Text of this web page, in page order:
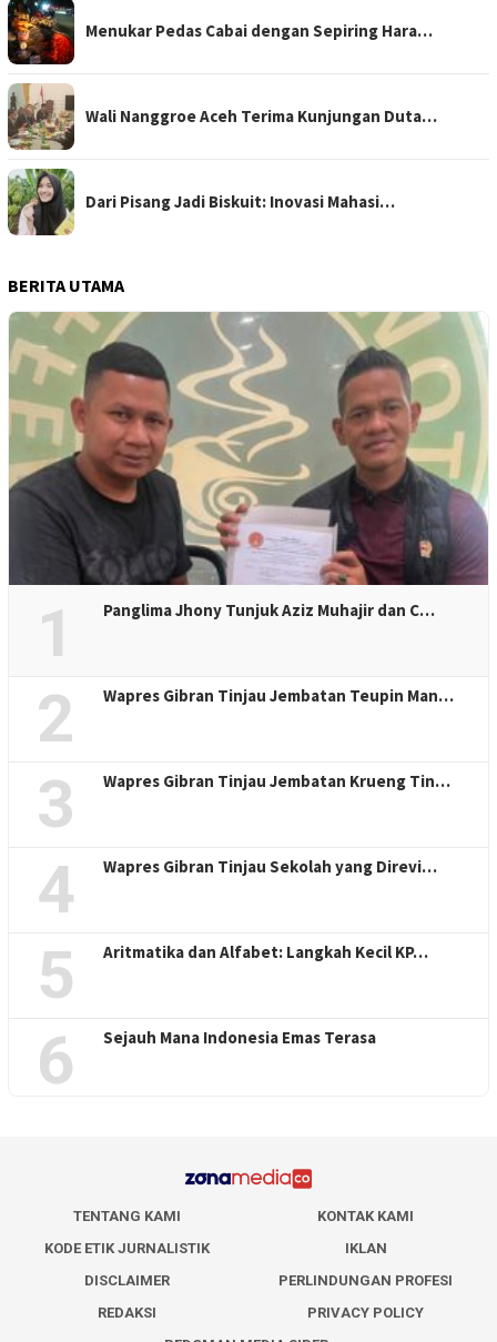
Menukar Pedas Cabai dengan Sepiring Hara…
Wali Nanggroe Aceh Terima Kunjungan Duta…
Dari Pisang Jadi Biskuit: Inovasi Mahasi…
BERITA UTAMA
1 Panglima Jhony Tunjuk Aziz Muhajir dan C…
2 Wapres Gibran Tinjau Jembatan Teupin Man…
3 Wapres Gibran Tinjau Jembatan Krueng Tin…
4 Wapres Gibran Tinjau Sekolah yang Direvi…
5 Aritmatika dan Alfabet: Langkah Kecil KP…
6 Sejauh Mana Indonesia Emas Terasa
TENTANG KAMI
KONTAK KAMI
KODE ETIK JURNALISTIK
IKLAN
DISCLAIMER
PERLINDUNGAN PROFESI
REDAKSI
PRIVACY POLICY